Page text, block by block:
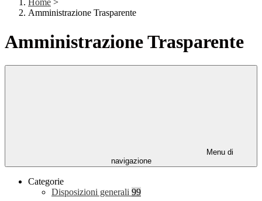
Home >
Amministrazione Trasparente
Amministrazione Trasparente
Menu di
navigazione
Categorie
Disposizioni generali 99